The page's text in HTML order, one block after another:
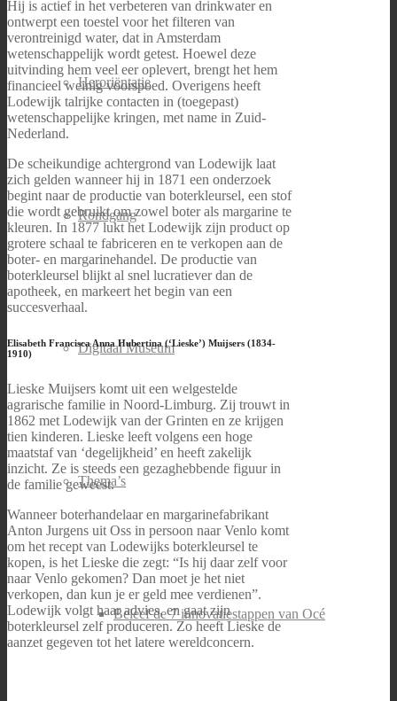
Heroriëntatie
Rondgang
Digitaal Museum
Thema’s
Beleef de 7 innovatiestappen van Océ
Hij is actief in het verbeteren van drinkwater en
ontwerpt een toestel voor het filteren van
verontreinigd water, dat in Amsterdam
wetenschappelijk wordt getest. Hoewel deze
uitvinding hem veel eer oplevert, brengt het hem
financieel weinig voorspoed. Overigens heeft
Lodewijk talrijke contacten in (toegepast)
wetenschappelijke kringen, met name in Zuid-
Nederland.
De scheikundige achtergrond van Lodewijk laat
zich gelden wanneer hij in 1871 een onderzoek
begint naar de productie van boterkleursel, een stof
die wordt gebruikt om zowel boter als margarine te
kleuren. In 1877 lukt het Lodewijk zijn product op
grotere schaal te fabriceren en te verkopen aan de
boter- en margarinehandel. De productie van
boterkleursel blijkt al snel lucratiever dan de
apotheek, en markeert het begin van een
succesverhaal.
Elisabeth Francisca Anna Hubertina (‘Lieske’) Muijsers (1834-
1910)
Lieske Muijsers komt uit een welgestelde
agrarische familie in Noord-Limburg. Zij trouwt in
1862 met Lodewijk van der Grinten en ze krijgen
tien kinderen. Lieske leeft volgens een hoge
maatstaf van ‘degelijkheid’ en heeft zakelijk
inzicht. Ze is steeds een gezaghebbende figuur in
de familie geweest.
Wanneer boterhandelaar en margarinefabrikant
Anton Jurgens uit Oss in persoon naar Venlo komt
om het recept van Lodewijks boterkleursel te
kopen, is het Lieske die zegt: “Is hij daar zelf voor
naar Venlo gekomen? Dan moet je het niet
verkopen, dan kun je er geld mee verdienen”.
Lodewijk volgt haar advies, en gaat zijn
boterkleursel zelf produceren. Zo heeft Lieske de
aanzet gegeven tot het latere wereldconcern.